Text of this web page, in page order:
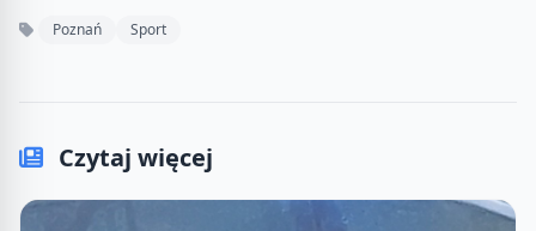
Poznań Sport
Czytaj więcej